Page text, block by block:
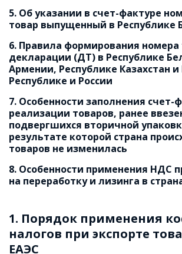
5. Об указании в счет-фактуре
товар выпущенный в Республике
6. Правила формирования
декларации (ДТ) в Республике
Армении, Республике Казахстан
Республике и России
7. Особенности заполнения счет-
реализации товаров, ранее
подвергшихся вторичной
результате которой страна
товаров не изменилась
8. Особенности применения НДС
на переработку и лизинга в
1. Порядок применения
налогов при экспорте
ЕАЭС